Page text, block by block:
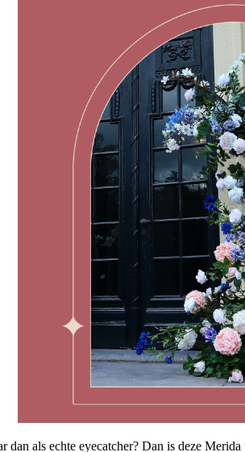
als echte eyecatcher? Dan is deze